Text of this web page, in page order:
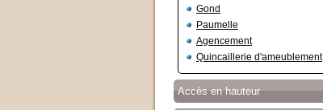
Gond
Paumelle
Agencement
Quincaillerie d'ameublement
Accès en hauteur